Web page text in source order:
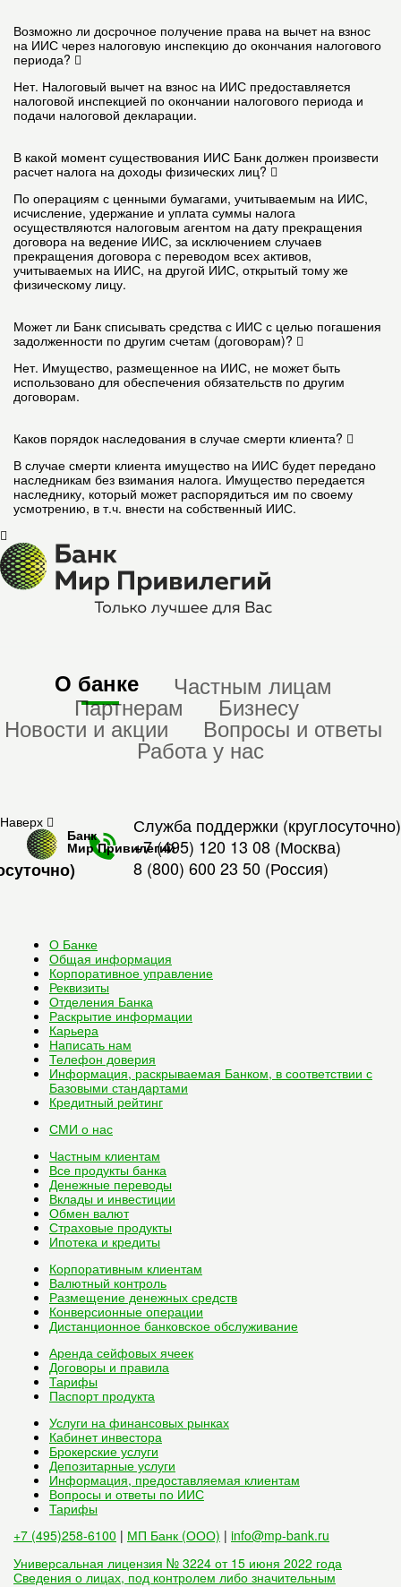
Возможно ли досрочное получение права на вычет на взнос
на ИИС через налоговую инспекцию до окончания налогового
периода?
Нет. Налоговый вычет на взнос на ИИС предоставляется
налоговой инспекцией по окончании налогового периода и
подачи налоговой декларации.
В какой момент существования ИИС Банк должен произвести
расчет налога на доходы физических лиц?
По операциям с ценными бумагами, учитываемым на ИИС,
исчисление, удержание и уплата суммы налога
осуществляются налоговым агентом на дату прекращения
договора на ведение ИИС, за исключением случаев
прекращения договора с переводом всех активов,
учитываемых на ИИС, на другой ИИС, открытый тому же
физическому лицу.
Может ли Банк списывать средства с ИИС с целью погашения
задолженности по другим счетам (договорам)?
Нет. Имущество, размещенное на ИИС, не может быть
использовано для обеспечения обязательств по другим
договорам.
Каков порядок наследования в случае смерти клиента?
В случае смерти клиента имущество на ИИС будет передано
наследникам без взимания налога. Имущество передается
наследнику, который может распорядиться им по своему
усмотрению, в т.ч. внести на собственный ИИС.
О банке Частным лицам
Партнерам Бизнесу
Новости и акции Вопросы и ответы
Работа у нас
Служба поддержки (круглосуточно)
+7 (495) 120 13 08 (Москва)
8 (800) 600 23 50 (Россия)
Наверх
Банк
Мир Привилегий
О Банке
Общая информация
Корпоративное управление
Реквизиты
Отделения Банка
Раскрытие информации
Карьера
Написать нам
Телефон доверия
Информация, раскрываемая Банком, в соответствии с
Базовыми стандартами
Кредитный рейтинг
СМИ о нас
Частным клиентам
Все продукты банка
Денежные переводы
Вклады и инвестиции
Обмен валют
Страховые продукты
Ипотека и кредиты
Корпоративным клиентам
Валютный контроль
Размещение денежных средств
Конверсионные операции
Дистанционное банковское обслуживание
Аренда сейфовых ячеек
Договоры и правила
Тарифы
Паспорт продукта
Услуги на финансовых рынках
Кабинет инвестора
Брокерские услуги
Депозитарные услуги
Информация, предоставляемая клиентам
Вопросы и ответы по ИИС
Тарифы
+7 (495)258-6100 | МП Банк (ООО) | info@mp-bank.ru
Универсальная лицензия № 3224 от 15 июня 2022 года
Сведения о лицах, под контролем либо значительным